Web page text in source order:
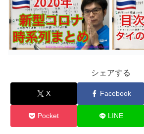
シェアする
X Facebook
Pocket LINE